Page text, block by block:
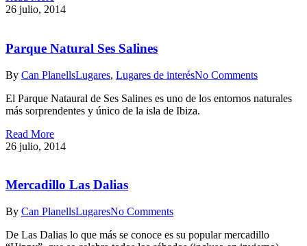
26 julio, 2014
Parque Natural Ses Salines
By Can PlanellsLugares, Lugares de interésNo Comments
El Parque Nataural de Ses Salines es uno de los entornos naturales
más sorprendentes y único de la isla de Ibiza.
Read More
26 julio, 2014
Mercadillo Las Dalias
By Can PlanellsLugaresNo Comments
De Las Dalias lo que más se conoce es su popular mercadillo